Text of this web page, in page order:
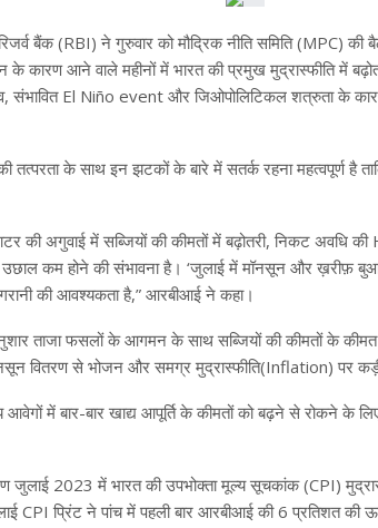
बैंक (RBI) ने गुरुवार को मौद्रिक नीति समिति (MPC)
के कारण आने वाले महीनों में भारत की प्रमुख मुद्रास्फीति में
संभावित El Niño event और जिओपोलिटिकल शत्रुता के
के साथ इन झटकों के बारे में सतर्क रहना महत्वपूर्ण है
की अगुवाई में सब्जियों की कीमतों में बढ़ोतरी, निकट अवधि
उछाल कम होने की संभावना है। ‘जुलाई में मॉनसून और ख़रीफ़
की आवश्यकता है,” आरबीआई ने कहा।
ताजा फसलों के आगमन के साथ सब्जियों की कीमतों के
वितरण से भोजन और समग्र मुद्रास्फीति(Inflation) पर
आवेगों में बार-बार खाद्य आपूर्ति के कीमतों को बढ़ने से रोकने के
जुलाई 2023 में भारत की उपभोक्ता मूल्य सूचकांक (CPI)
प्रिंट ने पांच में पहली बार आरबीआई की 6 प्रतिशत की